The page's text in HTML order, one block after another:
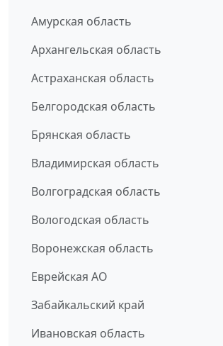
Амурская область
Архангельская область
Астраханская область
Белгородская область
Брянская область
Владимирская область
Волгоградская область
Вологодская область
Воронежская область
Еврейская АО
Забайкальский край
Ивановская область